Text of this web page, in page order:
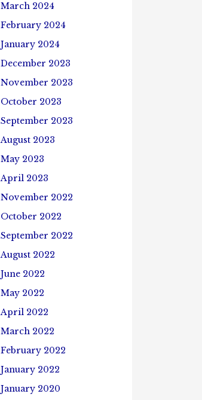
March 2024
February 2024
January 2024
December 2023
November 2023
October 2023
September 2023
August 2023
May 2023
April 2023
November 2022
October 2022
September 2022
August 2022
June 2022
May 2022
April 2022
March 2022
February 2022
January 2022
January 2020